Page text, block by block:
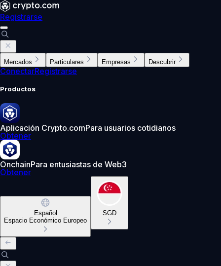
Registrarse
Mercados Particulares Empresas Descubrir
ConectarRegistrarse
Productos
Aplicación Crypto.comPara usuarios cotidianos
Obtener
OnchainPara entusiastas de Web3
Obtener
Español
Espacio Económico Europeo
SGD